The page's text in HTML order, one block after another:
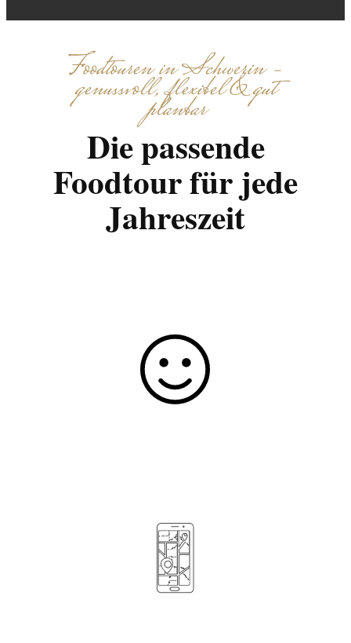
Foodtouren in Schwerin –
genussvoll, flexibel & gut
planbar
Die passende
Foodtour für jede
Jahreszeit